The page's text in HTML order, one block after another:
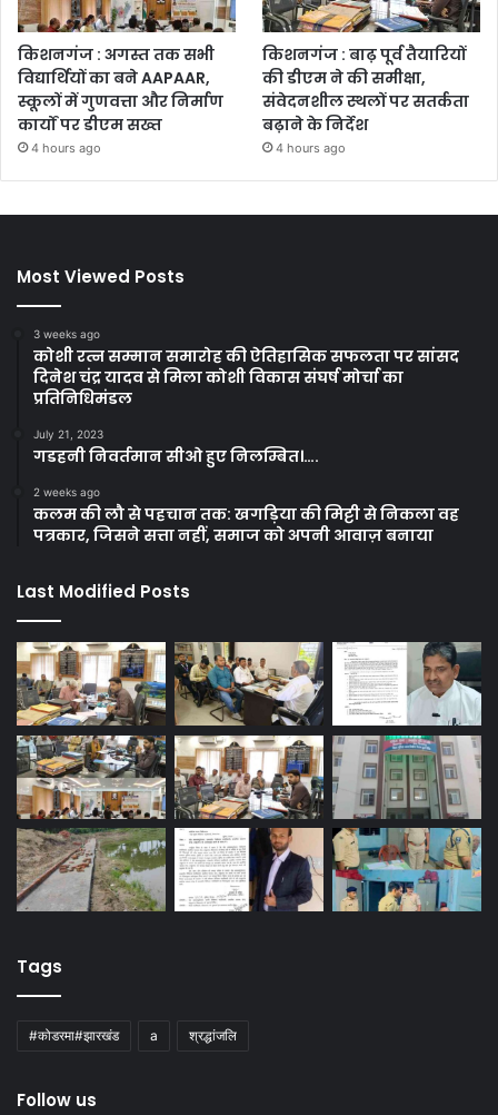
किशनगंज : अगस्त तक सभी
विद्यार्थियों का बने AAPAAR,
स्कूलों में गुणवत्ता और निर्माण
कार्यों पर डीएम सख्त
4 hours ago
किशनगंज : बाढ़ पूर्व तैयारियों
की डीएम ने की समीक्षा,
संवेदनशील स्थलों पर सतर्कता
बढ़ाने के निर्देश
4 hours ago
Most Viewed Posts
3 weeks ago
कोशी रत्न सम्मान समारोह की ऐतिहासिक सफलता पर सांसद
दिनेश चंद्र यादव से मिला कोशी विकास संघर्ष मोर्चा का
प्रतिनिधिमंडल
July 21, 2023
गडहनी निवर्तमान सीओ हुए निलम्बित।….
2 weeks ago
कलम की लौ से पहचान तक: खगड़िया की मिट्टी से निकला वह
पत्रकार, जिसने सत्ता नहीं, समाज को अपनी आवाज़ बनाया
Last Modified Posts
Tags
#कोडरमा#झारखंड a श्रद्धांजलि
Follow us